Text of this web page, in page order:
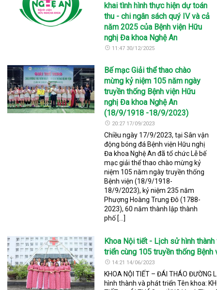
khai tình hình thực hiện dự toán
thu - chi ngân sách quý IV và cả
năm 2025 của Bệnh viện Hữu
nghị Đa khoa Nghệ An
11:47 30/12/2025
Bế mạc Giải thể thao chào
mừng kỷ niệm 105 năm ngày
truyền thống Bệnh viện Hữu
nghị Đa khoa Nghệ An
(18/9/1918 -18/9/2023)
20:27 17/09/2023
Chiều ngày 17/9/2023, tại Sân vận
động bóng đá Bệnh viện Hữu nghị
Đa khoa Nghệ An đã tổ chức Lễ bế
mạc giải thể thao chào mừng kỷ
niệm 105 năm ngày truyền thống
Bệnh viện (18/9/1918-
18/9/2023), kỷ niệm 235 năm
Phượng Hoàng Trung Đô (1788-
2023), 60 năm thành lập thành
phố […]
Khoa Nội tiết - Lịch sử hình thành
triển cùng 105 truyền thống Bệnh
14:21 14/06/2023
KHOA NỘI TIẾT – ĐÁI THÁO ĐƯỜNG
hình thành và phát triển Tên khoa: